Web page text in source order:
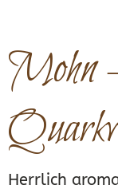
Mohn
Herrlich